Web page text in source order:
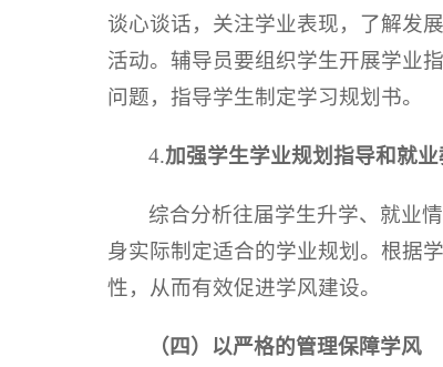
谈心谈话，关注学业表现，了解发
活动。辅导员要组织学生开展学业
问题，指导学生制定学习规划书。
4.加强学生学业规划指导和就
综合分析往届学生升学、就业
身实际制定适合的学业规划。根据
性，从而有效促进学风建设。
（四）以严格的管理保障学风